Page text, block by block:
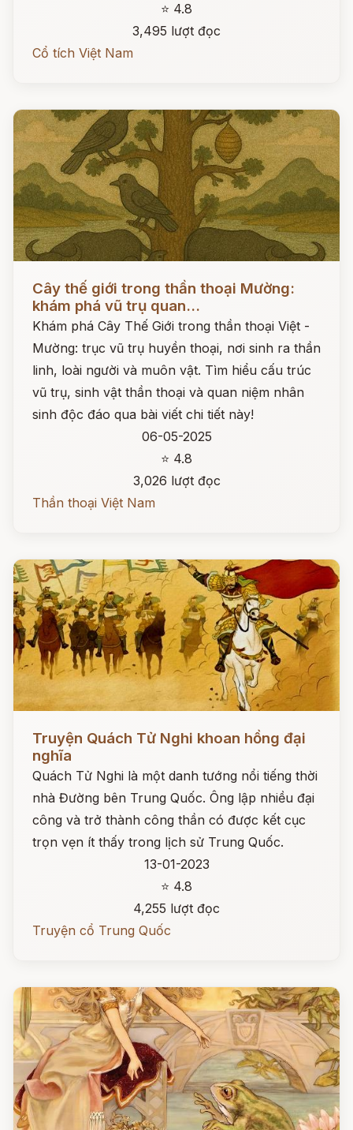
⭐ 4.8
3,495 lượt đọc
Cổ tích Việt Nam
Cây thế giới trong thần thoại Mường:
khám phá vũ trụ quan...
Khám phá Cây Thế Giới trong thần thoại Việt -
Mường: trục vũ trụ huyền thoại, nơi sinh ra thần
linh, loài người và muôn vật. Tìm hiểu cấu trúc
vũ trụ, sinh vật thần thoại và quan niệm nhân
sinh độc đáo qua bài viết chi tiết này!
06-05-2025
⭐ 4.8
3,026 lượt đọc
Thần thoại Việt Nam
Truyện Quách Tử Nghi khoan hồng đại
nghĩa
Quách Tử Nghi là một danh tướng nổi tiếng thời
nhà Đường bên Trung Quốc. Ông lập nhiều đại
công và trở thành công thần có được kết cục
trọn vẹn ít thấy trong lịch sử Trung Quốc.
13-01-2023
⭐ 4.8
4,255 lượt đọc
Truyện cổ Trung Quốc